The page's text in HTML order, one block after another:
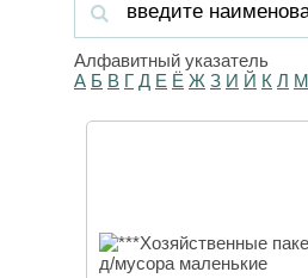
Алфавитный указатель
А Б В Г Д Е Ё Ж З И Й К Л М